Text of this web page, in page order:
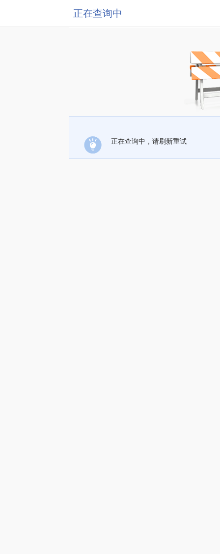
正在查询中
正在查询中，请刷新重试